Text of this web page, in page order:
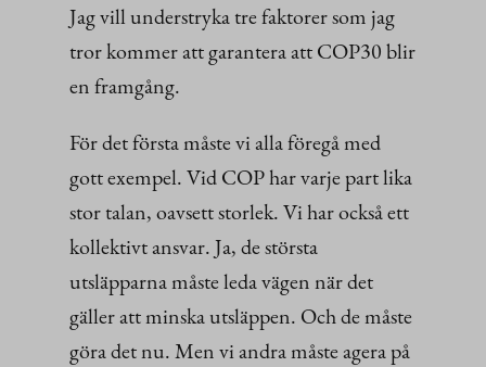
Jag vill understryka tre faktorer som jag
tror kommer att garantera att COP30 blir
en framgång.
För det första måste vi alla föregå med
gott exempel. Vid COP har varje part lika
stor talan, oavsett storlek. Vi har också ett
kollektivt ansvar. Ja, de största
utsläpparna måste leda vägen när det
gäller att minska utsläppen. Och de måste
göra det nu. Men vi andra måste agera på